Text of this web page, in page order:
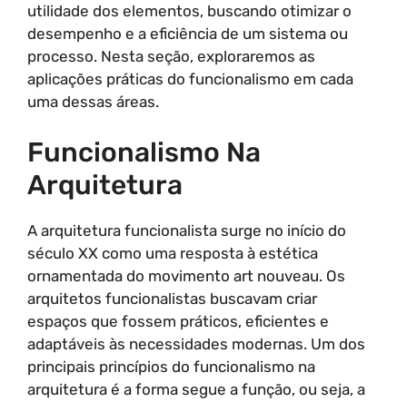
utilidade dos elementos, buscando otimizar o
desempenho e a eficiência de um sistema ou
processo. Nesta seção, exploraremos as
aplicações práticas do funcionalismo em cada
uma dessas áreas.
Funcionalismo Na
Arquitetura
A arquitetura funcionalista surge no início do
século XX como uma resposta à estética
ornamentada do movimento art nouveau. Os
arquitetos funcionalistas buscavam criar
espaços que fossem práticos, eficientes e
adaptáveis às necessidades modernas. Um dos
principais princípios do funcionalismo na
arquitetura é a forma segue a função, ou seja, a